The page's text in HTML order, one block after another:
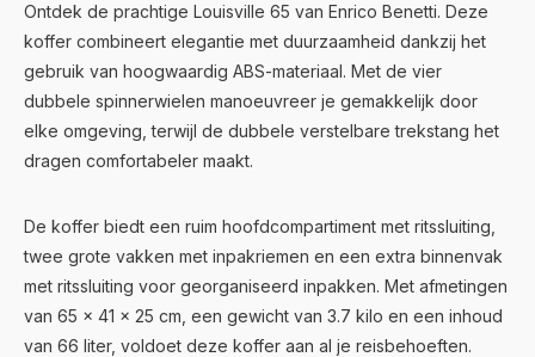
Ontdek de prachtige Louisville 65 van Enrico Benetti. Deze
koffer combineert elegantie met duurzaamheid dankzij het
gebruik van hoogwaardig ABS-materiaal. Met de vier
dubbele spinnerwielen manoeuvreer je gemakkelijk door
elke omgeving, terwijl de dubbele verstelbare trekstang het
dragen comfortabeler maakt.
De koffer biedt een ruim hoofdcompartiment met ritssluiting,
twee grote vakken met inpakriemen en een extra binnenvak
met ritssluiting voor georganiseerd inpakken. Met afmetingen
van 65 x 41 x 25 cm, een gewicht van 3.7 kilo en een inhoud
van 66 liter, voldoet deze koffer aan al je reisbehoeften.